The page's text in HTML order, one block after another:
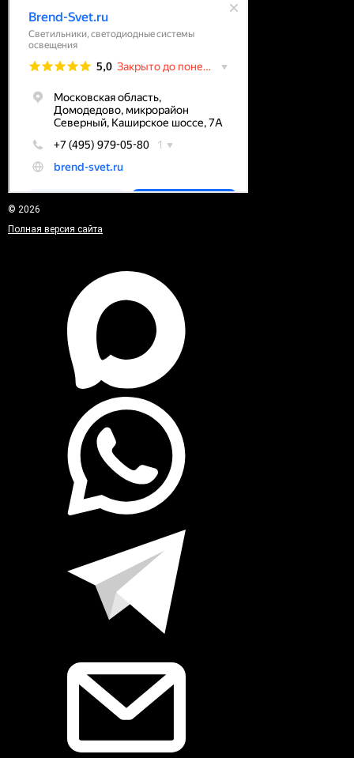
© 2026
Полная версия сайта